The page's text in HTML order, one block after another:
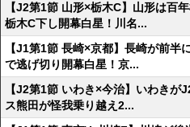
【J2第1節 山形×栃木C】山形は百
栃木C下し開幕白星！川名...
【J1第1節 長崎×京都】長崎が前半
で逃げ切り開幕白星！京...
【J2第1節 いわき×今治】いわき
ス熊田が怪我乗り越え2...